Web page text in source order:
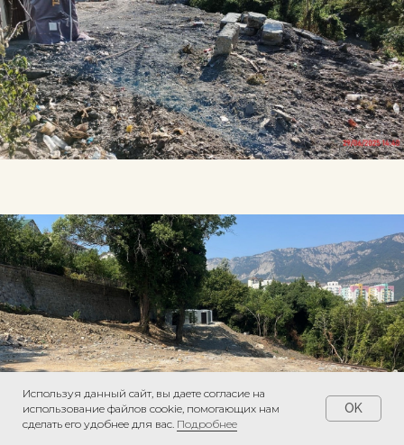
Используя данный сайт, вы даете согласие на
использование файлов cookie, помогающих нам
сделать его удобнее для вас. Подробнее
OK